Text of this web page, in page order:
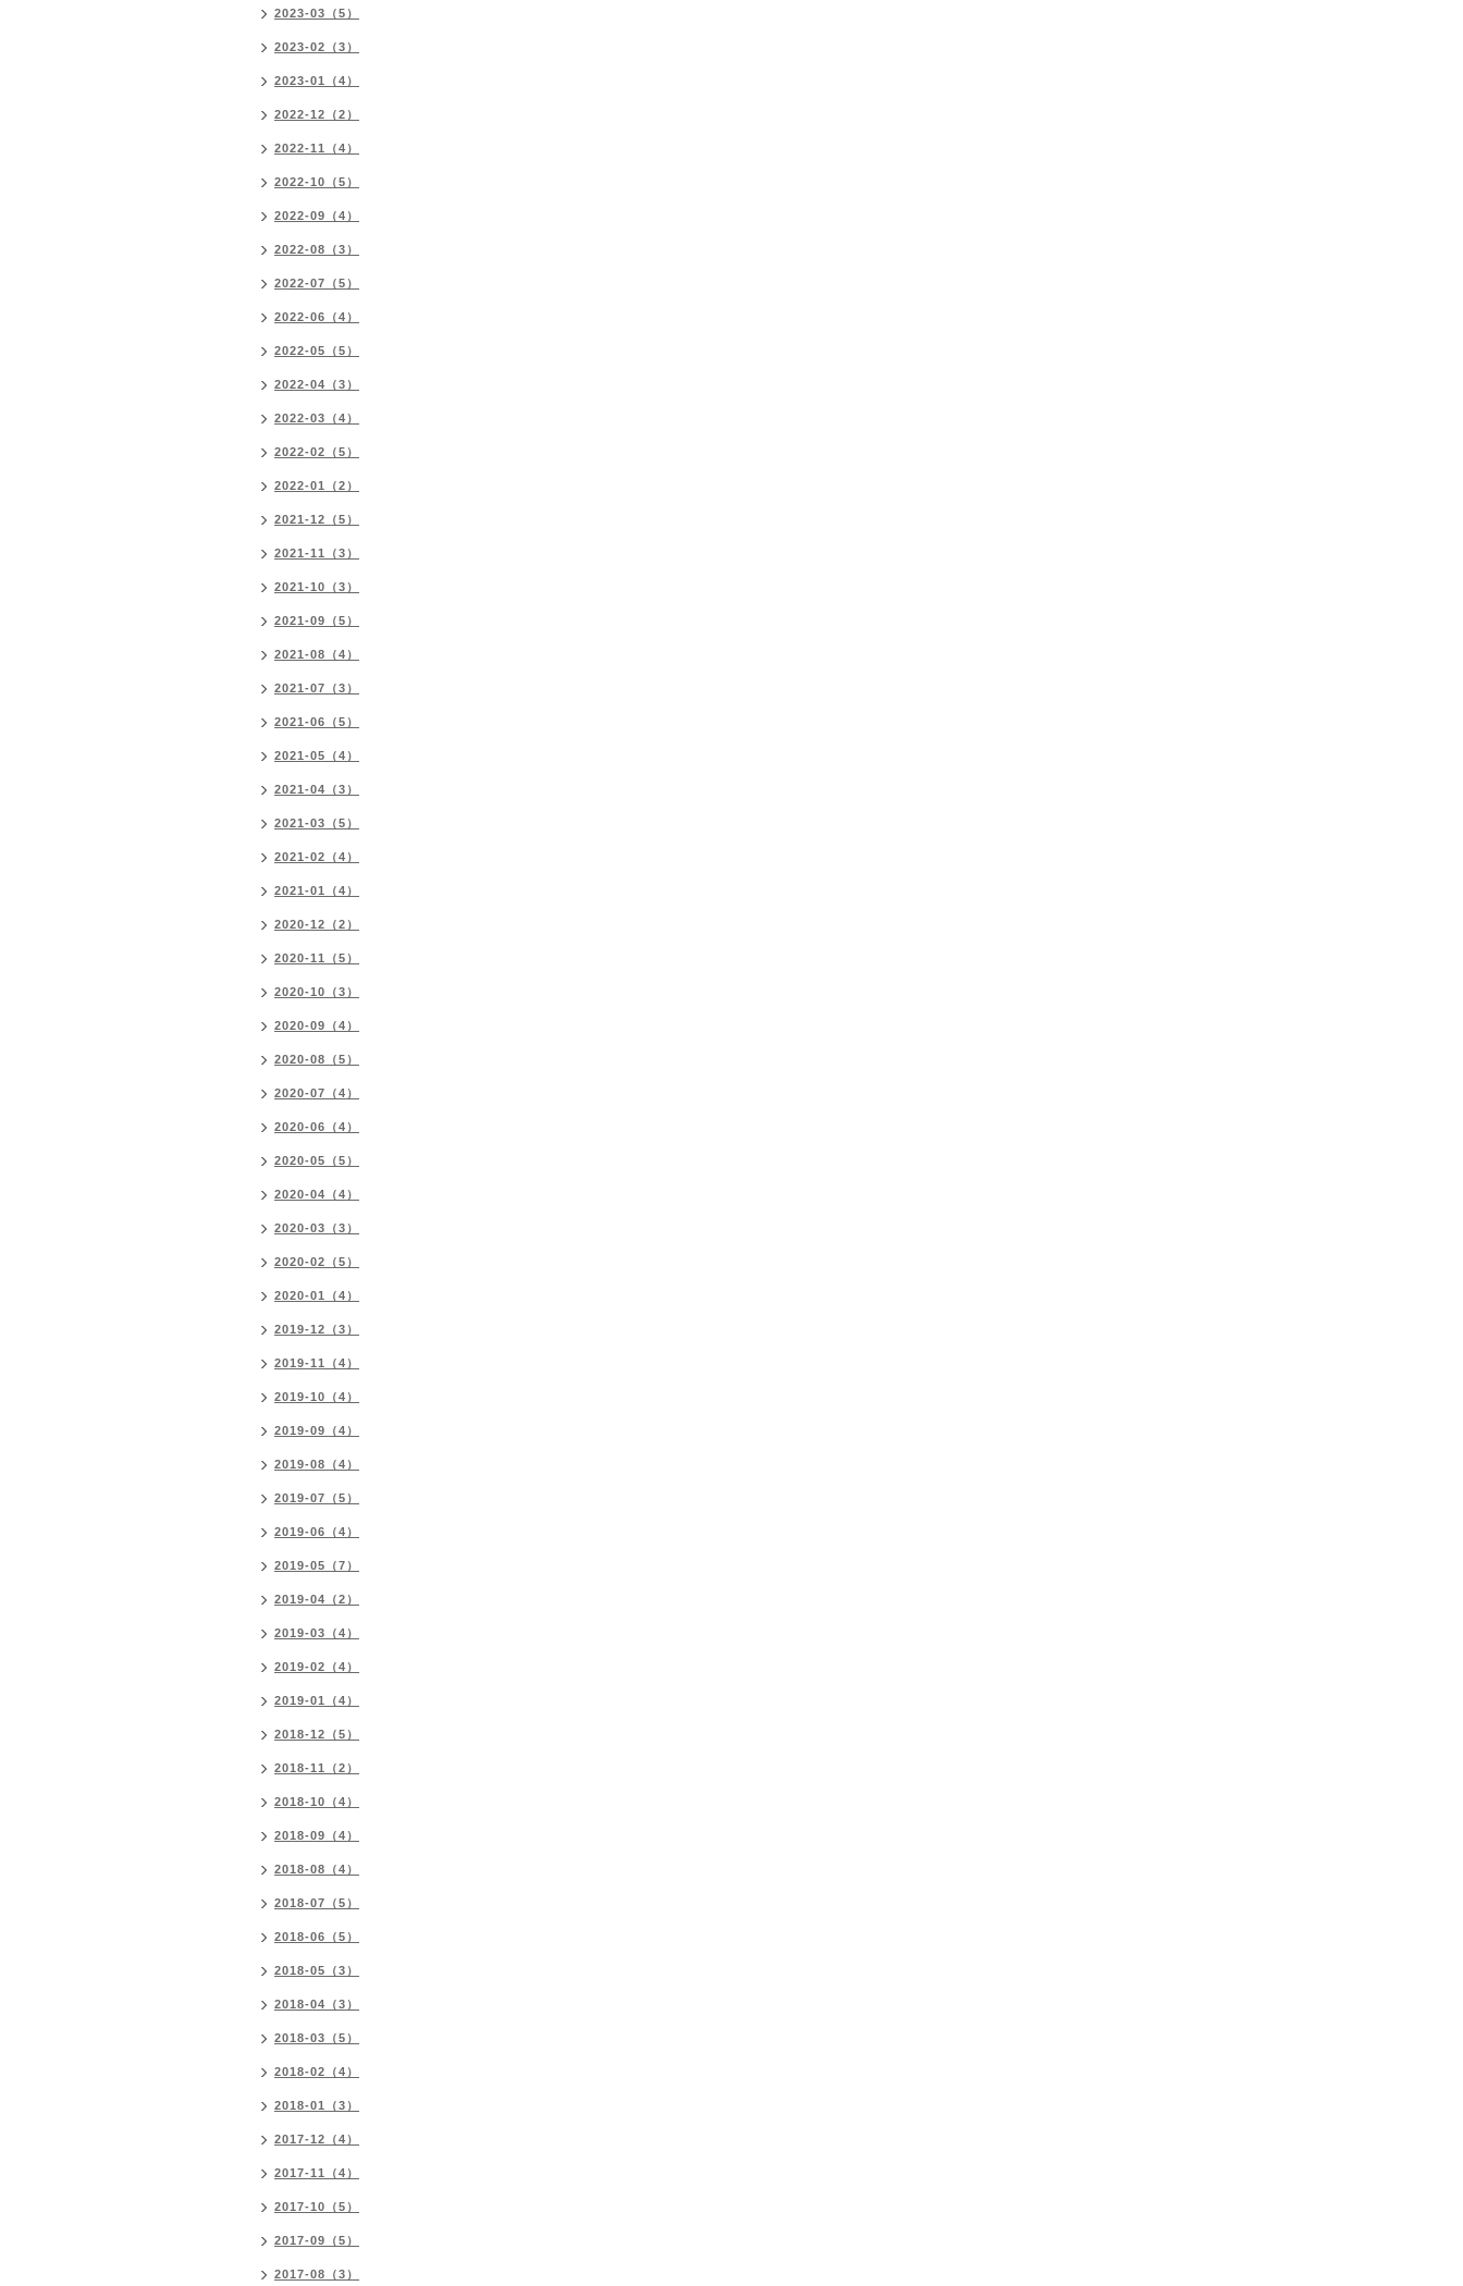
2023-03（5）
2023-02（3）
2023-01（4）
2022-12（2）
2022-11（4）
2022-10（5）
2022-09（4）
2022-08（3）
2022-07（5）
2022-06（4）
2022-05（5）
2022-04（3）
2022-03（4）
2022-02（5）
2022-01（2）
2021-12（5）
2021-11（3）
2021-10（3）
2021-09（5）
2021-08（4）
2021-07（3）
2021-06（5）
2021-05（4）
2021-04（3）
2021-03（5）
2021-02（4）
2021-01（4）
2020-12（2）
2020-11（5）
2020-10（3）
2020-09（4）
2020-08（5）
2020-07（4）
2020-06（4）
2020-05（5）
2020-04（4）
2020-03（3）
2020-02（5）
2020-01（4）
2019-12（3）
2019-11（4）
2019-10（4）
2019-09（4）
2019-08（4）
2019-07（5）
2019-06（4）
2019-05（7）
2019-04（2）
2019-03（4）
2019-02（4）
2019-01（4）
2018-12（5）
2018-11（2）
2018-10（4）
2018-09（4）
2018-08（4）
2018-07（5）
2018-06（5）
2018-05（3）
2018-04（3）
2018-03（5）
2018-02（4）
2018-01（3）
2017-12（4）
2017-11（4）
2017-10（5）
2017-09（5）
2017-08（3）